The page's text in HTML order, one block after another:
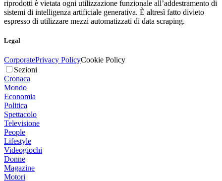
riprodotti è vietata ogni utilizzazione funzionale all’addestramento di
sistemi di intelligenza artificiale generativa. È altresì fatto divieto
espresso di utilizzare mezzi automatizzati di data scraping.
Legal
CorporatePrivacy PolicyCookie Policy
Sezioni
Cronaca
Mondo
Economia
Politica
Spettacolo
Televisione
People
Lifestyle
Videogiochi
Donne
Magazine
Motori